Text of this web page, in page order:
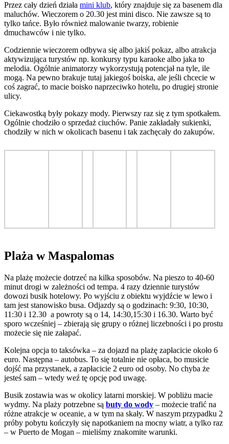
Przez cały dzień działa mini klub, który znajduje się za basenem dla
maluchów. Wieczorem o 20.30 jest mini disco. Nie zawsze są to
tylko tańce. Było również malowanie twarzy, robienie
dmuchawców i nie tylko.
Codziennie wieczorem odbywa się albo jakiś pokaz, albo atrakcja
aktywizująca turystów np. konkursy typu karaoke albo jaka to
melodia. Ogólnie animatorzy wykorzystują potencjał na tyle, ile
mogą. Na pewno brakuje tutaj jakiegoś boiska, ale jeśli chcecie w
coś zagrać, to macie boisko naprzeciwko hotelu, po drugiej stronie
ulicy.
Ciekawostką były pokazy mody. Pierwszy raz się z tym spotkałem.
Ogólnie chodziło o sprzedaż ciuchów. Panie zakładały sukienki,
chodziły w nich w okolicach basenu i tak zachęcały do zakupów.
Plaża w Maspalomas
Na plażę możecie dotrzeć na kilka sposobów. Na pieszo to 40-60
minut drogi w zależności od tempa. 4 razy dziennie turystów
dowozi busik hotelowy. Po wyjściu z obiektu wyjdźcie w lewo i
tam jest stanowisko busa. Odjazdy są o godzinach: 9:30, 10:30,
11:30 i 12.30 a powroty są o 14, 14:30,15:30 i 16.30. Warto być
sporo wcześniej – zbierają się grupy o różnej liczebności i po prostu
możecie się nie załapać.
Kolejna opcja to taksówka – za dojazd na plażę zapłacicie około 6
euro. Następna – autobus. To się totalnie nie opłaca, bo musicie
dojść ma przystanek, a zapłacicie 2 euro od osoby. No chyba że
jesteś sam – wtedy weź tę opcję pod uwagę.
Busik zostawia was w okolicy latarni morskiej. W pobliżu macie
wydmy. Na plaży potrzebne są buty do wody – możecie trafić na
różne atrakcje w oceanie, a w tym na skały. W naszym przypadku 2
próby pobytu kończyły się napotkaniem na mocny wiatr, a tylko raz
– w Puerto de Mogan – mieliśmy znakomite warunki.